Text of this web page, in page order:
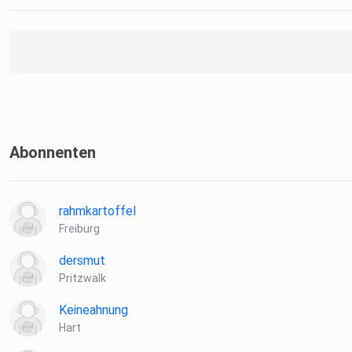
Abonnenten
rahmkartoffel
Freiburg
dersmut
Pritzwalk
Keineahnung
Hart